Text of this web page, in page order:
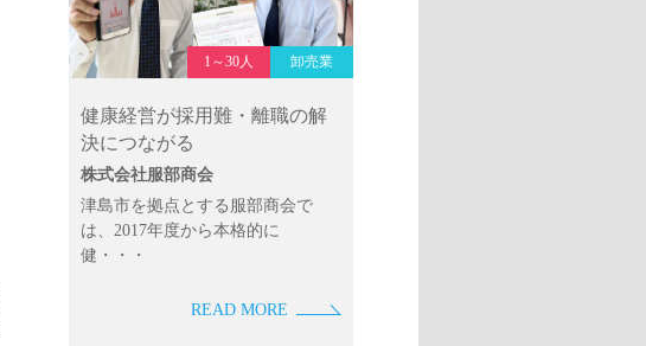
1～30人 卸売業
健康経営が採用難・離職の解
決につながる
株式会社服部商会
津島市を拠点とする服部商会で
は、2017年度から本格的に
健・・・
READ MORE